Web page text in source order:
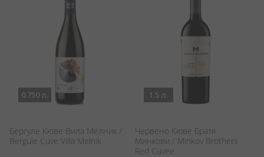
0.750 л.
Бергуле Кюве Вила Мелник /
Bergule Cuve Villa Melnik
1.5 л.
Червено Кюве Братя
Минкови / Minkov Brothers
Red Cuvee